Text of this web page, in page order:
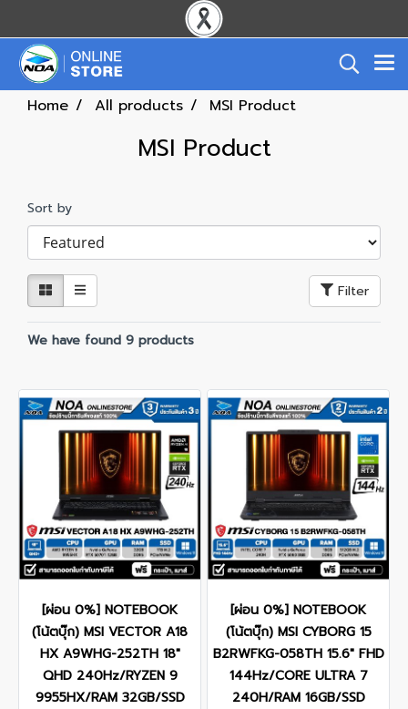
Home All products MSI Product
MSI Product
Sort by
Filter
We have found 9 products
[ผ่อน 0%] NOTEBOOK
(โน้ตบุ๊ก) MSI VECTOR A18
HX A9WHG-252TH 18"
QHD 240Hz/RYZEN 9
9955HX/RAM 32GB/SSD
[ผ่อน 0%] NOTEBOOK
(โน้ตบุ๊ก) MSI CYBORG 15
B2RWFKG-058TH 15.6" FHD
144Hz/CORE ULTRA 7
240H/RAM 16GB/SSD